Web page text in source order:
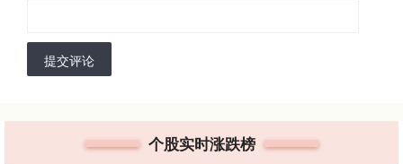
提交评论
个股实时涨跌榜